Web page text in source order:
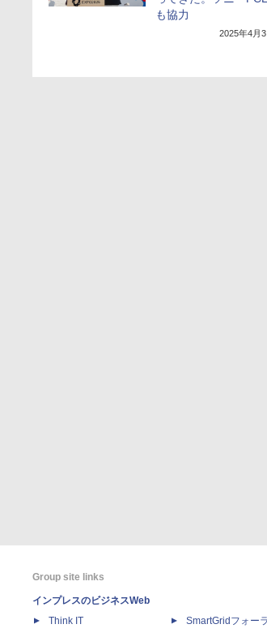
も協力
2025年4月3
Group site links
インプレスのビジネスWeb
Think IT
SmartGridフォー